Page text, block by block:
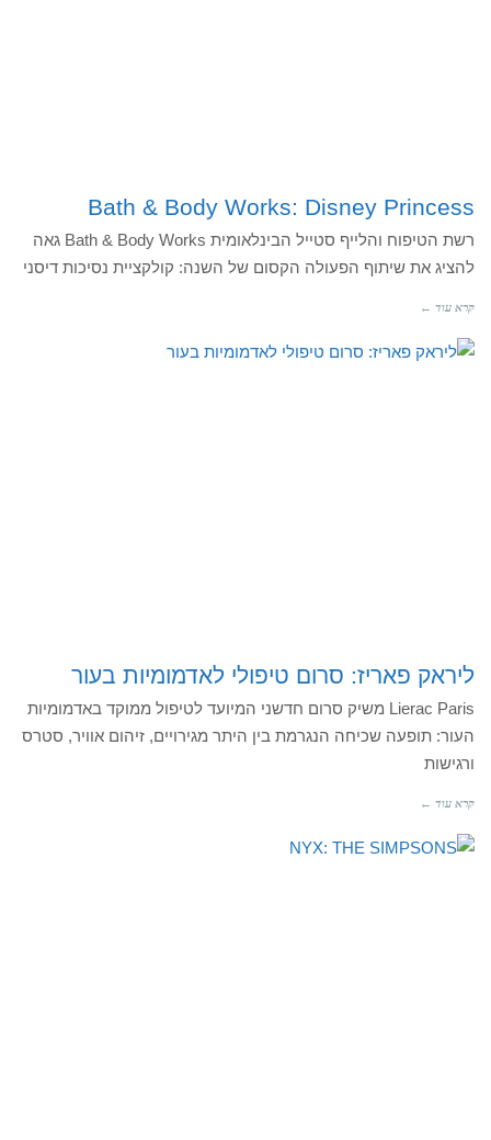
Bath & Body Works: Disney Princess
רשת הטיפוח והלייף סטייל הבינלאומית Bath & Body Works גאה
להציג את שיתוף הפעולה הקסום של השנה: קולקציית נסיכות דיסני
קרא עוד ←
ליראק פאריז: סרום טיפולי לאדמומיות בעור
Lierac Paris משיק סרום חדשני המיועד לטיפול ממוקד באדמומיות
העור: תופעה שכיחה הנגרמת בין היתר מגירויים, זיהום אוויר, סטרס
ורגישות
קרא עוד ←